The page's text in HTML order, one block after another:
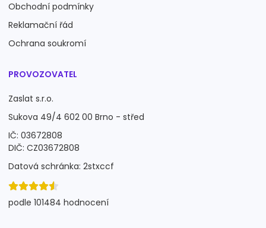
Obchodní podmínky
Reklamační řád
Ochrana soukromí
PROVOZOVATEL
Zaslat s.r.o.
Sukova 49/4 602 00 Brno - střed
IČ: 03672808
DIČ: CZ03672808
Datová schránka: 2stxccf
podle 101484 hodnocení